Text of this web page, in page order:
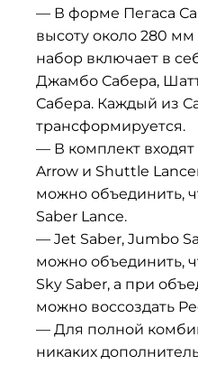
— В форме Пегаса
высоту около 280 мм
набор включает в
Джамбо Сабера,
Сабера. Каждый из
трансформируется.
— В комплект
Arrow и Shuttle
можно объединить,
Saber Lance.
— Jet Saber, Jumbo
можно объединить,
Sky Saber, а при
можно воссоздать
— Для полной
никаких